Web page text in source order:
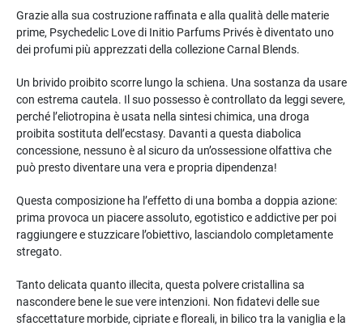
Grazie alla sua costruzione raffinata e alla qualità delle materie
prime, Psychedelic Love di Initio Parfums Privés è diventato uno
dei profumi più apprezzati della collezione Carnal Blends.
Un brivido proibito scorre lungo la schiena. Una sostanza da usare
con estrema cautela. Il suo possesso è controllato da leggi severe,
perché l’eliotropina è usata nella sintesi chimica, una droga
proibita sostituta dell’ecstasy. Davanti a questa diabolica
concessione, nessuno è al sicuro da un’ossessione olfattiva che
può presto diventare una vera e propria dipendenza!
Questa composizione ha l’effetto di una bomba a doppia azione:
prima provoca un piacere assoluto, egotistico e addictive per poi
raggiungere e stuzzicare l’obiettivo, lasciandolo completamente
stregato.
Tanto delicata quanto illecita, questa polvere cristallina sa
nascondere bene le sue vere intenzioni. Non fidatevi delle sue
sfaccettature morbide, cipriate e floreali, in bilico tra la vaniglia e la